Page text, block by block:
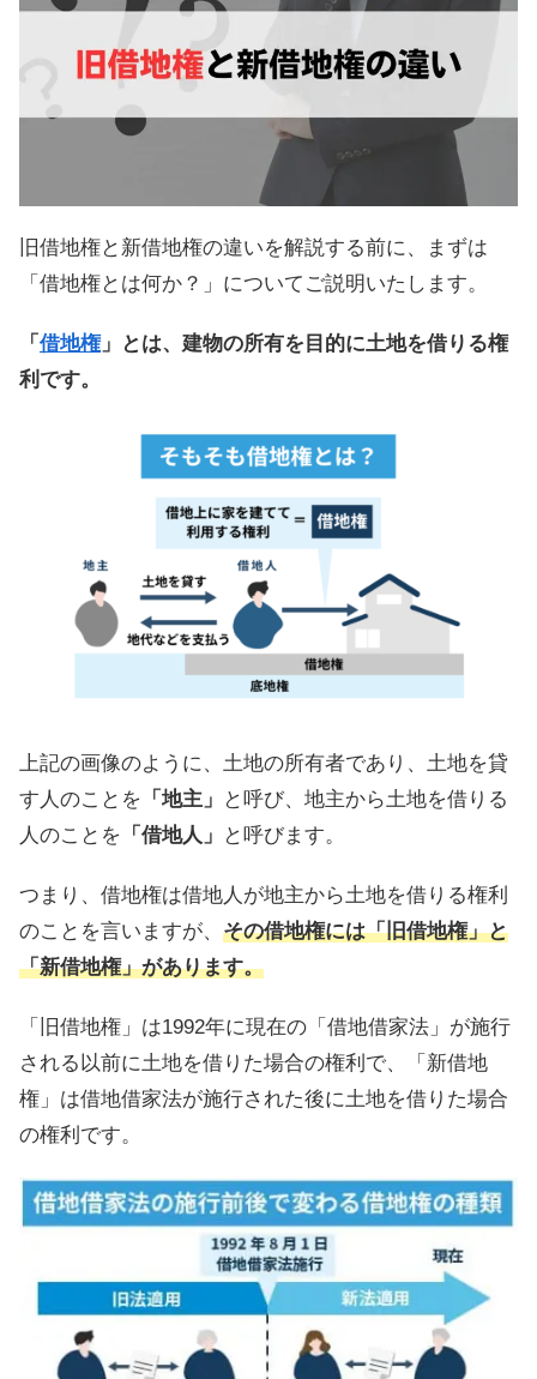
旧借地権と新借地権の違いを解説する前に、まずは
「借地権とは何か？」についてご説明いたします。
「 借地権」とは、建物の所有を目的に土地を借りる権
利です。
上記の画像のように、土地の所有者であり、土地を貸
す人のことを 「地主」
と呼び、地主から土地を借りる
人のことを 「借地人」 と呼びます。
つまり、借地権は借地人が地主から土地を借りる権利
のことを言いますが、 その借地権には「旧借地権」と
「新借地権」があります。
「旧借地権」は1992年に現在の「借地借家法」が施行
される以前に土地を借りた場合の権利で、「新借地
権」は借地借家法が施行された後に土地を借りた場合
の権利です。